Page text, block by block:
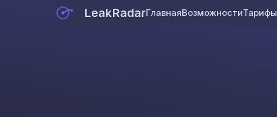
LeakRadarГлавнаяВозможностиТарифы